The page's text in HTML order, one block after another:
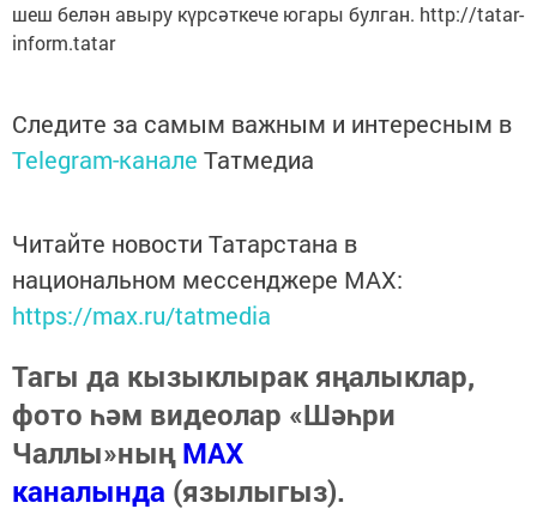
шеш белән авыру күрсәткече югары булган. http://tatar-
inform.tatar
Следите за самым важным и интересным в
Telegram-канале Татмедиа
Читайте новости Татарстана в
национальном мессенджере MАХ:
https://max.ru/tatmedia
Тагы да кызыклырак яңалыклар,
фото һәм видеолар «Шәһри
Чаллы»ныңMAX
каналында (язылыгыз).